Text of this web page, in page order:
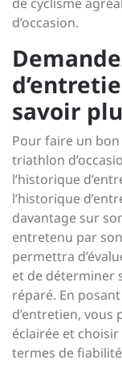
d’occasion.
savoir
Pour faire un bon
triathlon
l’historique
l’historique
davantage sur
entretenu par
permettra
et de déterminer
réparé. En
d’entretien,
éclairée et
termes de